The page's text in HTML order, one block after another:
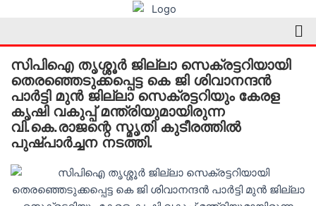
content
സിപിഐ തൃശ്ശൂർ ജില്ലാ സെക്രട്ടറിയായി
തെരഞ്ഞെടുക്കപ്പെട്ട കെ ജി ശിവാനന്ദൻ
പാർട്ടി മുൻ ജില്ലാ സെക്രട്ടറിയും കേരള
കൃഷി വകുപ്പ് മന്ത്രിയുമായിരുന്ന
വി.കെ.രാജന്റെ സ്മൃതി കുടീരത്തിൽ
പുഷ്പാർച്ചന നടത്തി.